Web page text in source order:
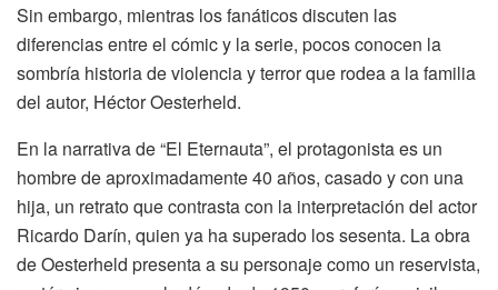
Sin embargo, mientras los fanáticos discuten las
diferencias entre el cómic y la serie, pocos conocen la
sombría historia de violencia y terror que rodea a la familia
del autor, Héctor Oesterheld.
En la narrativa de “El Eternauta”, el protagonista es un
hombre de aproximadamente 40 años, casado y con una
hija, un retrato que contrasta con la interpretación del actor
Ricardo Darín, quien ya ha superado los sesenta. La obra
de Oesterheld presenta a su personaje como un reservista,